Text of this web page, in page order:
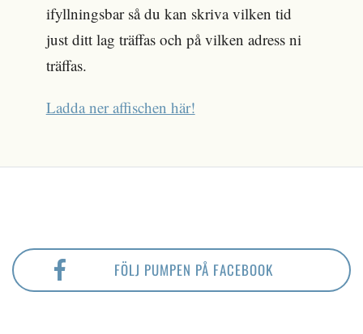
ifyllningsbar så du kan skriva vilken tid
just ditt lag träffas och på vilken adress ni
träffas.
Ladda ner affischen här!
FÖLJ PUMPEN PÅ FACEBOOK